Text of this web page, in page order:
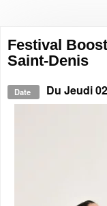
Festival
Saint-Denis
Date Du Jeudi